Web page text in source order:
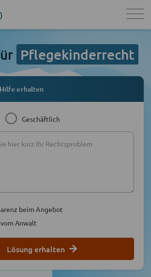
Pflegekinderrecht
erhalten
Geschäftlich
beim Angebot
Anwalt
Lösung erhalten